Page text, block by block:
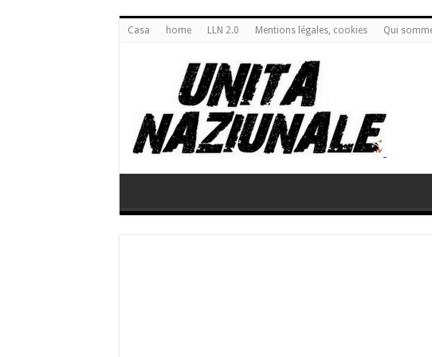
Casa home LLN 2.0 Mentions légales, cookies Qui